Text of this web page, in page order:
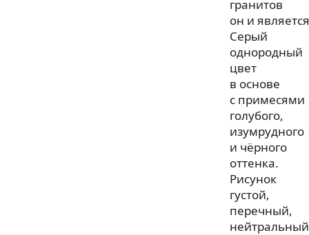
гранитов
он и
Серый
однородный
цвет
в основе
с примесями
голубого,
изумрудного
и чёрного
оттенка.
Рисунок
густой,
перечный,